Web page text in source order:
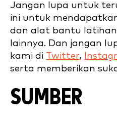
Jangan lupa untuk
ini untuk
dan alat bantu latihan
lainnya. Dan jangan
kami di Twitter,
serta memberikan
SUMBER